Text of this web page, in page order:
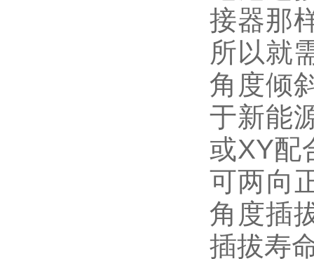
接器那
所以就
角度倾
于新能
或XY配
可两向
角度插
插拔寿